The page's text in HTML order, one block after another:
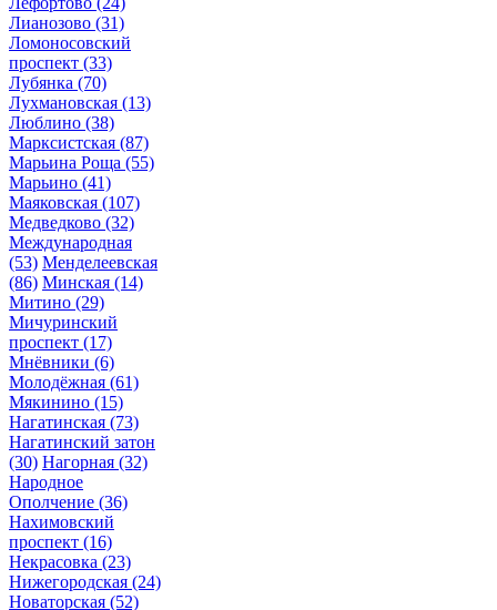
Лианозово (31)
Ломоносовский
проспект (33)
Лубянка (70)
Лухмановская (13)
Люблино (38)
Марксистская (87)
Марьина Роща (55)
Марьино (41)
Маяковская (107)
Медведково (32)
Международная
(53) Менделеевская
(86) Минская (14)
Митино (29)
Мичуринский
проспект (17)
Мнёвники (6)
Молодёжная (61)
Мякинино (15)
Нагатинская (73)
Нагатинский затон
(30) Нагорная (32)
Народное
Ополчение (36)
Нахимовский
проспект (16)
Некрасовка (23)
Нижегородская (24)
Новаторская (52)